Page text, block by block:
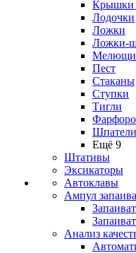
Крышки
Лодочки
Ложки
Ложки-
Пест
Стаканы
Ступки
Тигли
Шпатели
Ещё 9
Штативы
Эксикаторы
Автоклавы
Ампул
Анализ